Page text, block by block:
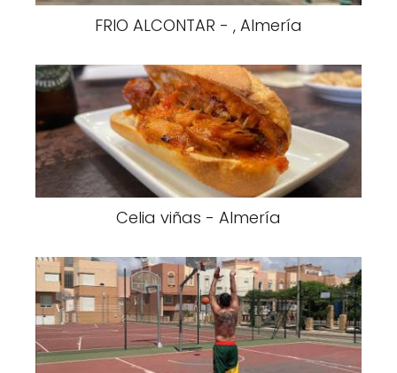
FRIO ALCONTAR - , Almería
Celia viñas - Almería